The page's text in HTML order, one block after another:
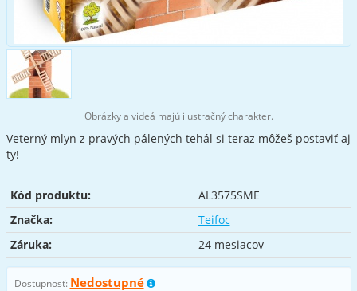
Obrázky a videá majú ilustračný charakter.
Veterný mlyn z pravých pálených tehál si teraz môžeš postaviť aj
ty!
Kód produktu:
AL3575SME
Značka:
Teifoc
Záruka:
24 mesiacov
Dostupnosť: Nedostupné